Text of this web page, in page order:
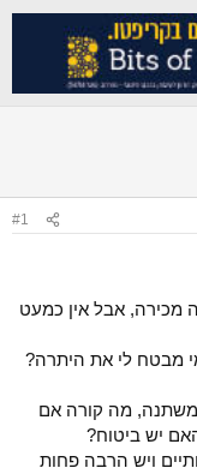
#1
מכירה, אבל אין כמעט
מבטח לי את היתרה?
משתנה, מה קורה אם
יש ביטוח?
ויש הרבה פחות